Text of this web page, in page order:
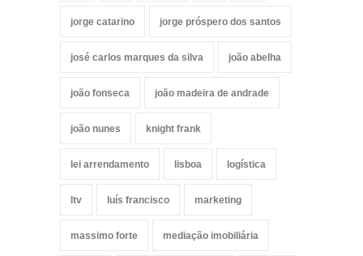
jorge catarino jorge próspero dos santos
josé carlos marques da silva joão abelha
joão fonseca joão madeira de andrade
joão nunes knight frank
lei arrendamento lisboa logística
ltv luís francisco marketing
massimo forte mediação imobiliária